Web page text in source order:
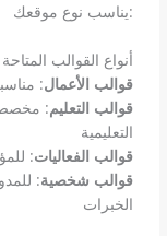
يناسب نوع موقعك:
أنواع القوالب المتاحة
قوالب الأعمال:
قوالب التعليم:
التعليمية
قوالب الفعاليات:
قوالب شخصية:
الخبرات